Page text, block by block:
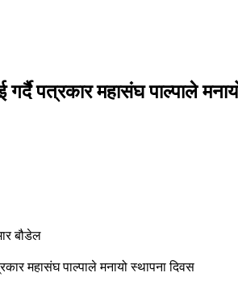
पत्रकार महासंघ पाल्पाले
बौडेल